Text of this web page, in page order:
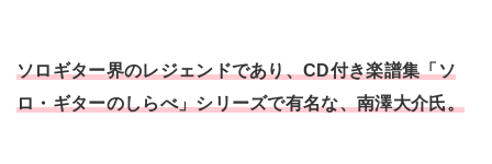
ソロギター界のレジェンドであり、CD付き楽譜集「ソ
ロ・ギターのしらべ」シリーズで有名な、南澤大介氏。